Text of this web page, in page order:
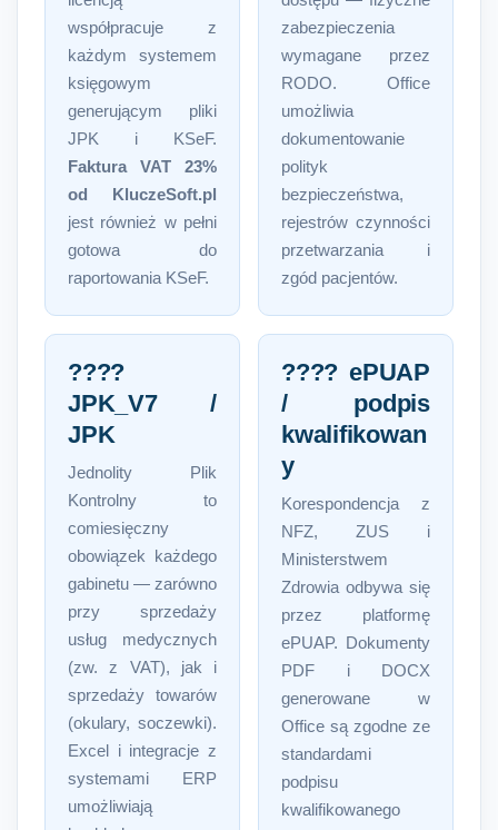
współpracuje z
każdym systemem
księgowym
generującym pliki
JPK i KSeF.
Faktura VAT 23%
od KluczeSoft.pl
jest również w pełni
gotowa do
raportowania KSeF.
zabezpieczenia
wymagane przez
RODO. Office
umożliwia
dokumentowanie
polityk
bezpieczeństwa,
rejestrów czynności
przetwarzania i
zgód pacjentów.
????
JPK_V7 /
JPK
Jednolity Plik
Kontrolny to
comiesięczny
obowiązek każdego
gabinetu — zarówno
przy sprzedaży
usług medycznych
(zw. z VAT), jak i
sprzedaży towarów
(okulary, soczewki).
Excel i integracje z
systemami ERP
umożliwiają
???? ePUAP
/ podpis
kwalifikowan
y
Korespondencja z
NFZ, ZUS i
Ministerstwem
Zdrowia odbywa się
przez platformę
ePUAP. Dokumenty
PDF i DOCX
generowane w
Office są zgodne ze
standardami
podpisu
kwalifikowanego